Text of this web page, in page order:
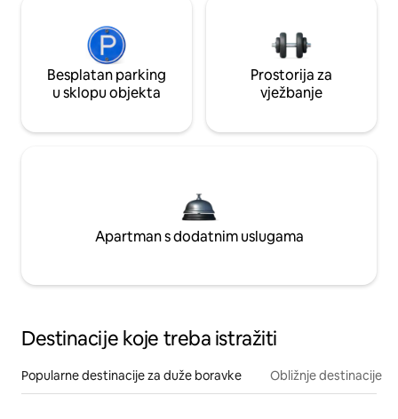
Besplatan parking
u sklopu objekta
Prostorija za
vježbanje
Apartman s dodatnim uslugama
Destinacije koje treba istražiti
Popularne destinacije za duže boravke Obližnje destinacije